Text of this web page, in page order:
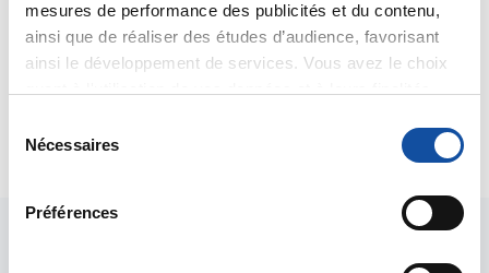
mesures de performance des publicités et du contenu,
ainsi que de réaliser des études d’audience, favorisant
ainsi le développement de services. Vous avez le choix
tout moment en consultant la Déclaration relative aux
cookies ou en cliquant sur l'icône de confidentialité.
Si vous le permettez, nous aimerions également :
Nécessaires
Préférences
sous ag (me concernant). Strictement aucune
douleur post op sauf que ça grattait un peu (merci la
Dermalibour !).